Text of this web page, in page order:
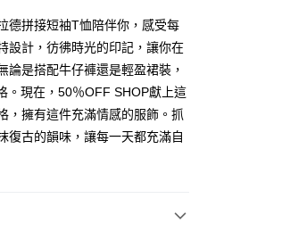
大用戶可立即使用無須另外申請。
請依後續交易確認頁面所載為準。
付款」的支付方式。 讓您購物簡單
德拼接短袖T恤陪伴你，感受每
設計，彷彿時光的印記，讓你在
論是搭配牛仔褲還是輕盈裙裝，
。現在，50％OFF SHOP獻上這
，擁有這件充滿情感的服飾。抓
復古的韻味，讓每一天都充滿自